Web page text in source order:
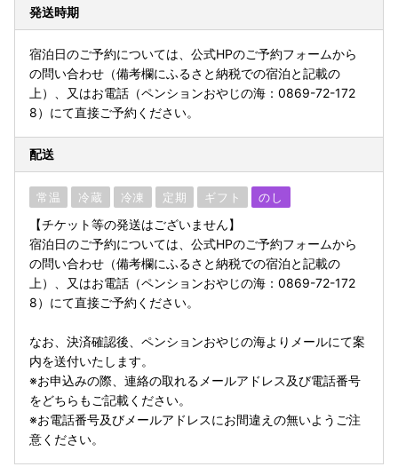
発送時期
宿泊日のご予約については、公式HPのご予約フォームから
の問い合わせ（備考欄にふるさと納税での宿泊と記載の
上）、又はお電話（ペンションおやじの海：0869-72-172
8）にて直接ご予約ください。
配送
常温 冷蔵 冷凍 定期 ギフト のし
【チケット等の発送はございません】
宿泊日のご予約については、公式HPのご予約フォームから
の問い合わせ（備考欄にふるさと納税での宿泊と記載の
上）、又はお電話（ペンションおやじの海：0869-72-172
8）にて直接ご予約ください。
なお、決済確認後、ペンションおやじの海よりメールにて案
内を送付いたします。
※お申込みの際、連絡の取れるメールアドレス及び電話番号
をどちらもご記載ください。
※お電話番号及びメールアドレスにお間違えの無いようご注
意ください。